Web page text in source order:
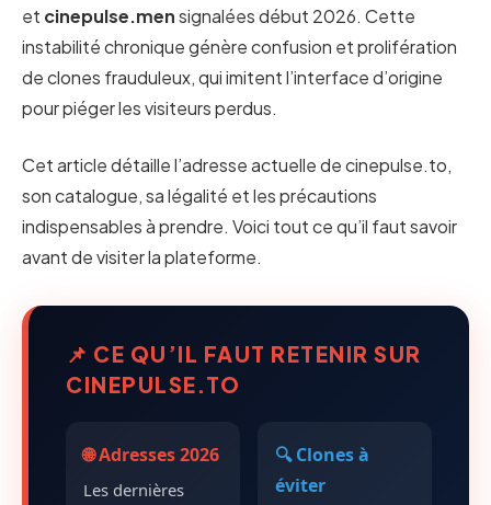
et cinepulse.mensignalées début 2026. Cette
instabilité chronique génère confusion et prolifération
de clones frauduleux, qui imitent l’interface d’origine
pour piéger les visiteurs perdus.
Cet article détaille l’adresse actuelle de cinepulse.to,
son catalogue, sa légalité et les précautions
indispensables à prendre. Voici tout ce qu’il faut savoir
avant de visiter la plateforme.
📌 CE QU’IL FAUT RETENIR SUR
CINEPULSE.TO
🌐 Adresses 2026
Les dernières
🔍 Clones à
éviter